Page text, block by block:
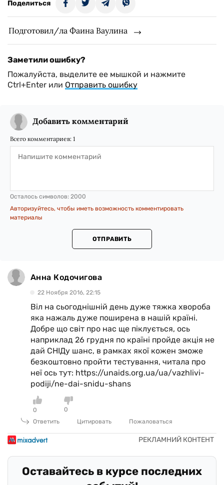
Поделиться
Подготовил/ла Фаина Ваулина
Заметили ошибку?
Пожалуйста, выделите ее мышкой и нажмите
Ctrl+Enter или Отправить ошибку
Добавить комментарий
Всего комментариев: 1
Осталось символов: 2000
Авторизуйтесь, чтобы иметь возможность комментировать
материалы
ОТПРАВИТЬ
Анна Кодочигова
22 Ноября 2016, 22:15
Віл на сьогоднішній день дуже тяжка хвороба
яка нажаль дуже поширена в нашій країні.
Добре що світ про нас ще піклується, ось
наприклад 26 грудня по країні пройде акція не
дай СНІДу шанс, в рамках якої кожен зможе
безкоштовно пройти тестування, читала про
неї ось тут: https://unaids.org.ua/ua/vazhlivi-
podiji/ne-dai-snidu-shans
0
0
Ответить
Цитировать Пожаловаться
Оставайтесь в курсе последних